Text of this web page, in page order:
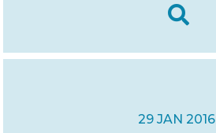
29 JAN 2016